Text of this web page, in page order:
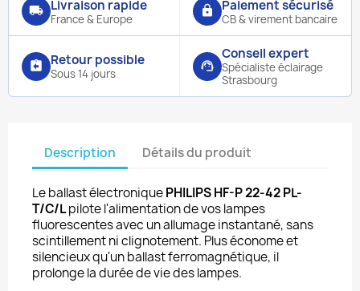
local_shipping Livraison rapide
France & Europe
lock Paiement sécurisé
CB & virement bancaire
assignment_return Retour possible
Sous 14 jours
support_agent
Conseil expert
Spécialiste éclairage
Strasbourg
Description Détails du produit
Le ballast électroniquePHILIPS HF-P 22-42 PL-
T/C/Lpilote l'alimentation de vos lampes
fluorescentes avec un allumage instantané, sans
scintillement ni clignotement. Plus économe et
silencieux qu'un ballast ferromagnétique, il
prolonge la durée de vie des lampes.